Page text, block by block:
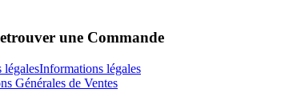
une Commande
Informations légales
Générales de Ventes